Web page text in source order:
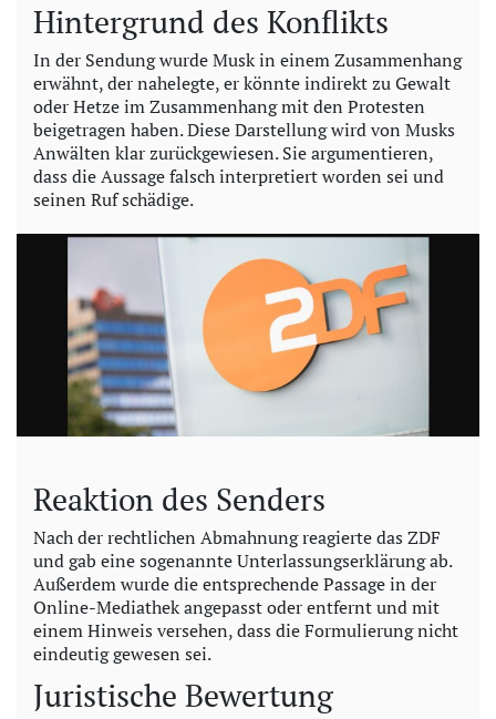
V
i
d
o
Hintergrund des Konflikts
In der Sendung wurde Musk in einem Zusammenhang
erwähnt, der nahelegte, er könnte indirekt zu Gewalt
oder Hetze im Zusammenhang mit den Protesten
beigetragen haben. Diese Darstellung wird von Musks
Anwälten klar zurückgewiesen. Sie argumentieren,
dass die Aussage falsch interpretiert worden sei und
seinen Ruf schädige.
Reaktion des Senders
Nach der rechtlichen Abmahnung reagierte das ZDF
und gab eine sogenannte Unterlassungserklärung ab.
Außerdem wurde die entsprechende Passage in der
Online-Mediathek angepasst oder entfernt und mit
einem Hinweis versehen, dass die Formulierung nicht
eindeutig gewesen sei.
Juristische Bewertung